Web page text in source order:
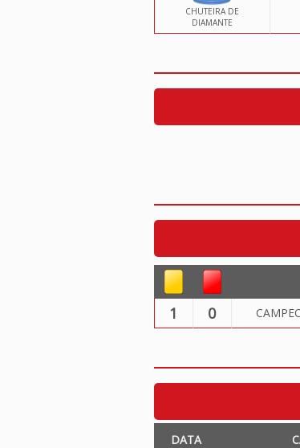
CHUTEIRA DE
DIAMANTE
1 0
DATA